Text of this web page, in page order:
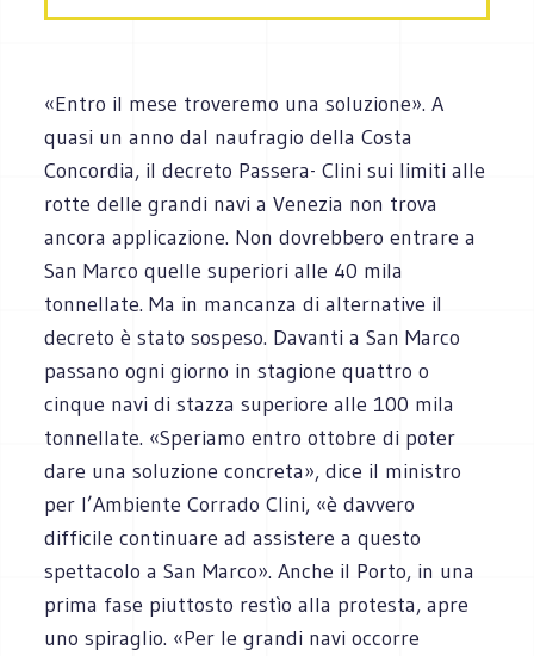
«Entro il mese troveremo una soluzione». A
quasi un anno dal naufragio della Costa
Concordia, il decreto Passera- Clini sui limiti alle
rotte delle grandi navi a Venezia non trova
ancora applicazione. Non dovrebbero entrare a
San Marco quelle superiori alle 40 mila
tonnellate. Ma in mancanza di alternative il
decreto è stato sospeso. Davanti a San Marco
passano ogni giorno in stagione quattro o
cinque navi di stazza superiore alle 100 mila
tonnellate. «Speriamo entro ottobre di poter
dare una soluzione concreta», dice il ministro
per l’Ambiente Corrado Clini, «è davvero
difficile continuare ad assistere a questo
spettacolo a San Marco». Anche il Porto, in una
prima fase piuttosto restìo alla protesta, apre
uno spiraglio. «Per le grandi navi occorre